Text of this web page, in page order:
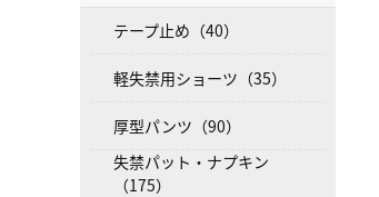
テープ止め（40）
軽失禁用ショーツ（35）
厚型パンツ（90）
失禁パット・ナプキン
（175）